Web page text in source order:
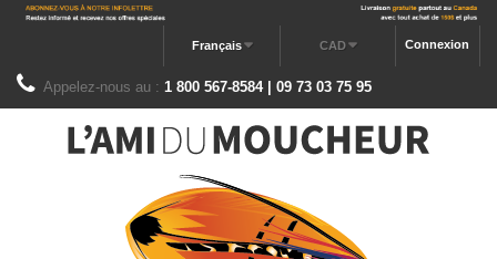
Connexion
CAD
Français
Appelez-nous au : 1 800 567-8584 | 09 73 03 75 95